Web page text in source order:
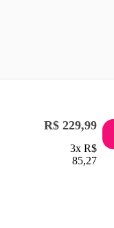
R$ 229,99
3x R$
85,27